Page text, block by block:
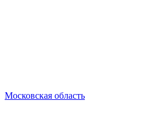
Московская область